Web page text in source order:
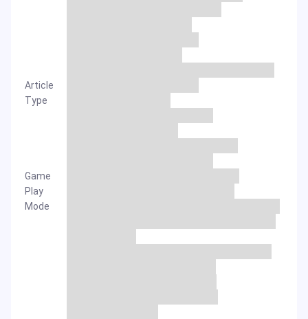
Article
Type
Game
Play
Mode